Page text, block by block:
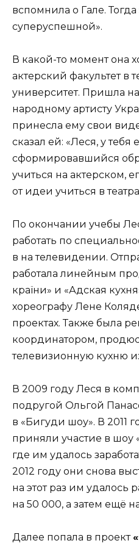
вспомнила о Гале. Тогда
суперуспешной».
В какой-то момент она
актерский факультет в
университет. Пришла
народному артисту
принесла ему свои
сказал ей: «Леся, у тебя
сформировавшийся
учиться на актерском,
от идеи учиться в
По окончании учебы
работать по
в на телевидении.
работала линейным
країни» и «Адская
хореографу Лене
проектах. Также была
координатором,
телевизионную кухню
В 2009 году Леся в
подругой Ольгой
в «Бигуди шоу». В 2011
приняли участие в шоу
где им удалось
2012 году они снова
на этот раз им удалось
на 50 000, а затем ещё
Далее попала в проект